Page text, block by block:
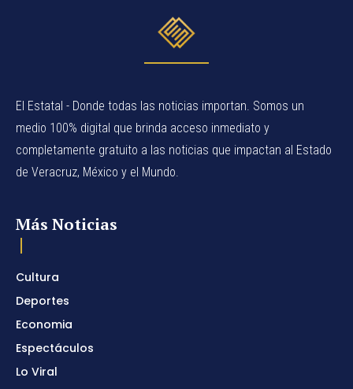
El Estatal - Donde todas las noticias importan. Somos un
medio 100% digital que brinda acceso inmediato y
completamente gratuito a las noticias que impactan al Estado
de Veracruz, México y el Mundo.
Más Noticias
Cultura
Deportes
Economia
Espectáculos
Lo Viral